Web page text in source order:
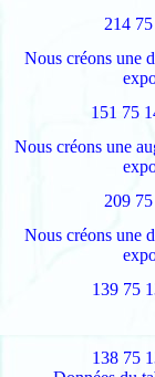
214
Nous créons une
151 75
Nous créons une
209
Nous créons une
139 75
138 75